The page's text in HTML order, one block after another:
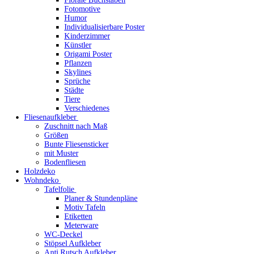
Fotomotive
Humor
Individualisierbare Poster
Kinderzimmer
Künstler
Origami Poster
Pflanzen
Skylines
Sprüche
Städte
Tiere
Verschiedenes
Fliesenaufkleber
Zuschnitt nach Maß
Größen
Bunte Fliesensticker
mit Muster
Bodenfliesen
Holzdeko
Wohndeko
Tafelfolie
Planer & Stundenpläne
Motiv Tafeln
Etiketten
Meterware
WC-Deckel
Stöpsel Aufkleber
Anti Rutsch Aufkleber